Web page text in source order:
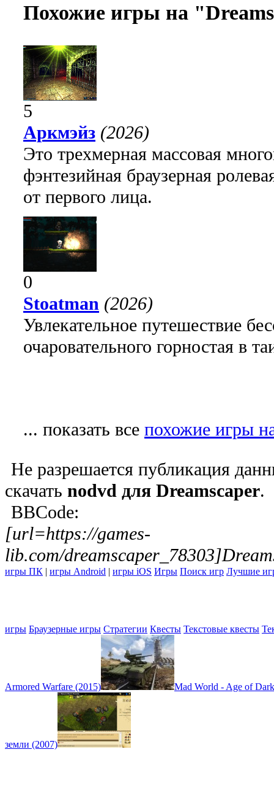
Похожие игры на
5
Аркмэйз (2026)
Это трехмерная массовая
фэнтезийная браузерная
от первого лица.
0
Stoatman (2026)
Увлекательное путешествие
очаровательного горностая в
... показать все похожие игры
Не разрешается публикация
скачать nodvd для Dreamscaper.
BBCode:
[url=https://games-
lib.com/
игры ПК | игры Android | игры iOS Игры Поиск игр Лучшие
игры Браузерные игры Стратегии Квесты Текстовые квесты
Armored Warfare (2015) Mad World - Age of
земли (2007)